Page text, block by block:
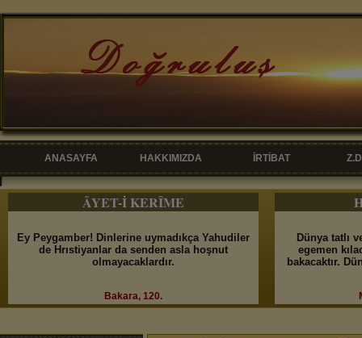
ANASAYFA HAKKIMIZDA İRTİBAT
ÂYET-İ KERÎME
Ey Peygamber! Dinlerine uymadıkça Yahudiler
de Hrıstiyanlar da senden asla hoşnut
olmayacaklardır.
Bakara, 120.
Dünya tatlı
egemen
bakacaktır.